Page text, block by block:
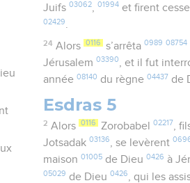
Juifs03062,01994 et firent
02429.
24 Alors 0116 s’arrêta 0989 08754
Jérusalem03390, et il fut
année08140 du règne04437 de
Esdras 5
2 Alors 0116 Zorobabel 02217 ,
Jotsadak03136, se levèrent
maison01005 de Dieu0426 à
05029 de Dieu0426 , qui les